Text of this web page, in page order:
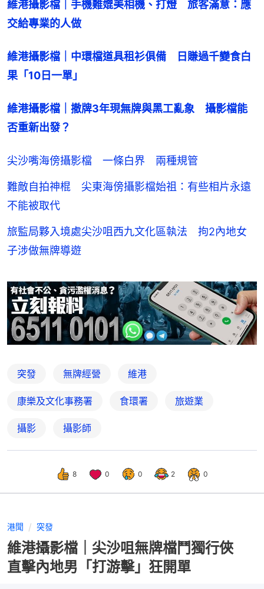
維港攝影檔｜手機難媲美相機、打燈　旅客滿意：應
交給專業的人做
維港攝影檔｜中環檔道具租衫俱備　日賺過千變食白
果「10日一單」
維港攝影檔｜撤牌3年現無牌與黑工亂象　攝影檔能
否重新出發？
尖沙嘴海傍攝影檔 一條白界 兩種規管
難敵自拍神棍 尖東海傍攝影檔始祖：有些相片永遠
不能被取代
旅監局夥入境處尖沙咀西九文化區執法 拘2內地女
子涉做無牌導遊
突發 無牌經營 維港
康樂及文化事務署 食環署 旅遊業
攝影 攝影師
8 0 0 2 0
港聞 突發
維港攝影檔｜尖沙咀無牌檔鬥獨行俠
直擊內地男「打游擊」狂開單